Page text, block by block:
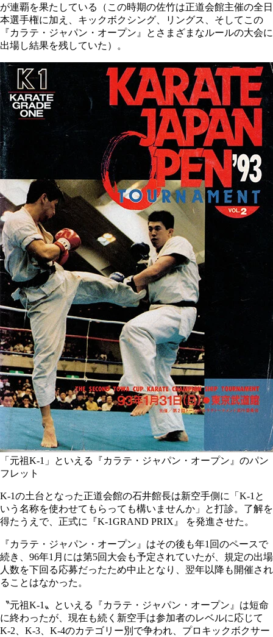
が連覇を果たしている（この時期の佐竹は正道会館主催の全日
本選手権に加え、キックボクシング、リングス、そしてこの
『カラテ・ジャパン・オープン』とさまざまなルールの大会に
出場し結果を残していた）。
「元祖K-1」といえる『カラテ・ジャパン・オープン』のパン
フレット
K-1の土台となった正道会館の石井館長は新空手側に「K-1と
いう名称を使わせてもらっても構いませんか」と打診。了解を
得たうえで、正式に『K-1GRAND PRIX』 を発進させた。
『カラテ・ジャパン・オープン』はその後も年1回のペースで
続き、96年1月には第5回大会も予定されていたが、規定の出場
人数を下回る応募だったため中止となり、翌年以降も開催され
ることはなかった。
〝元祖K-1〟といえる『カラテ・ジャパン・オープン』は短命
に終わったが、現在も続く新空手は参加者のレベルに応じて
K-2、K-3、K-4のカテゴリー別で争われ、プロキックボクサー